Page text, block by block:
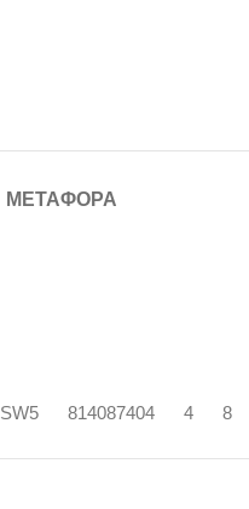
ΜΕΤΑΦΟΡΆ
SW5 814087404 4 8